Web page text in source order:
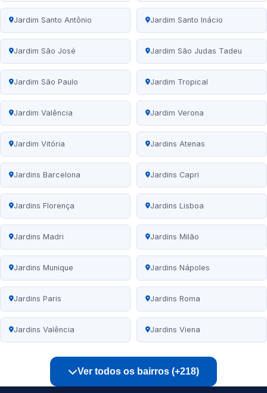
Jardim Santo Antônio Jardim Santo Inácio
Jardim São José Jardim São Judas Tadeu
Jardim São Paulo Jardim Tropical
Jardim Valência Jardim Verona
Jardim Vitória Jardins Atenas
Jardins Barcelona Jardins Capri
Jardins Florença Jardins Lisboa
Jardins Madri Jardins Milão
Jardins Munique Jardins Nápoles
Jardins Paris Jardins Roma
Jardins Valência Jardins Viena
Ver todos os bairros (+218)